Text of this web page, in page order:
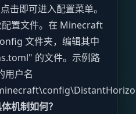
击即可进入配置菜单。
置文件。在 Minecraft
文件夹，编辑其中
的文件。示例路
用户名
机制如何？